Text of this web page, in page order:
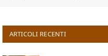
ARTICOLI RECENTI